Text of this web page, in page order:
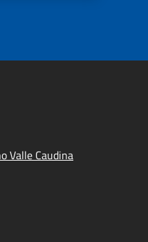
Valle Caudina